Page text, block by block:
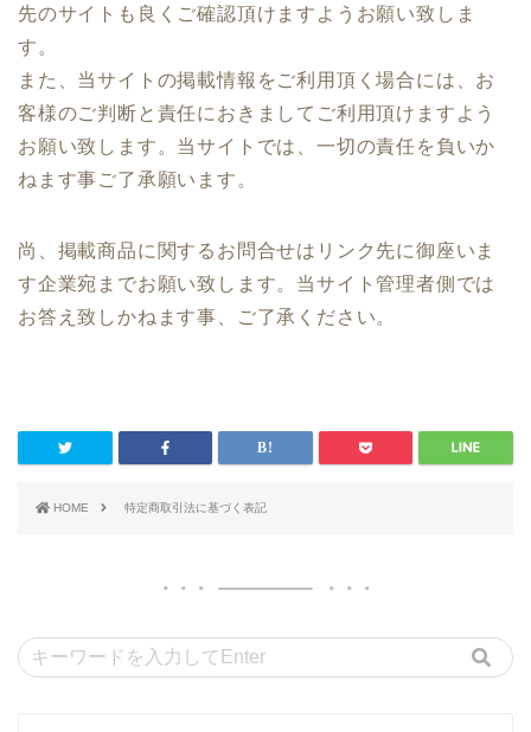
先のサイトも良くご確認頂けますようお願い致しま
す。
また、当サイトの掲載情報をご利用頂く場合には、お
客様のご判断と責任におきましてご利用頂けますよう
お願い致します。当サイトでは、一切の責任を負いか
ねます事ご了承願います。
尚、掲載商品に関するお問合せはリンク先に御座いま
す企業宛までお願い致します。当サイト管理者側では
お答え致しかねます事、ご了承ください。
HOME 特定商取引法に基づく表記